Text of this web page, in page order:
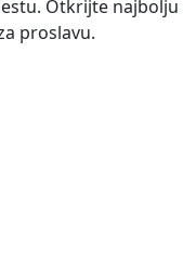
Otkrijte najbolju
proslavu.